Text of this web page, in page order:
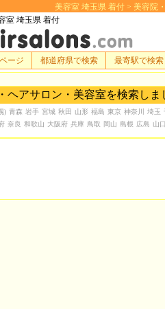
美容室 埼玉県 着付 > 美容院
室 埼玉県 着付
ヘアサロン・美容室を検索しま
) 青森 岩手 宮城 秋田 山形 福島 東京 神奈川 埼玉
奈良 和歌山 大阪府 兵庫 鳥取 岡山 島根 広島 山
ージ 都道府県で検索 最寄駅で検索